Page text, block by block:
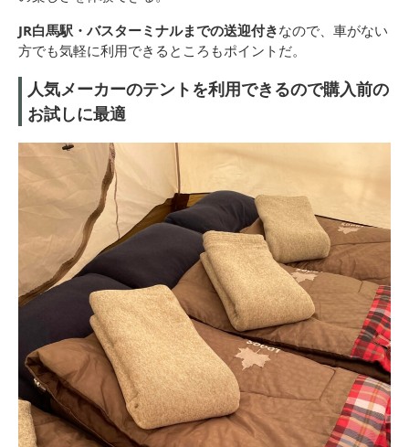
JR白馬駅・バスターミナルまでの送迎付きなので、車がない
方でも気軽に利用できるところもポイントだ。
人気メーカーのテントを利用できるので購入前の
お試しに最適